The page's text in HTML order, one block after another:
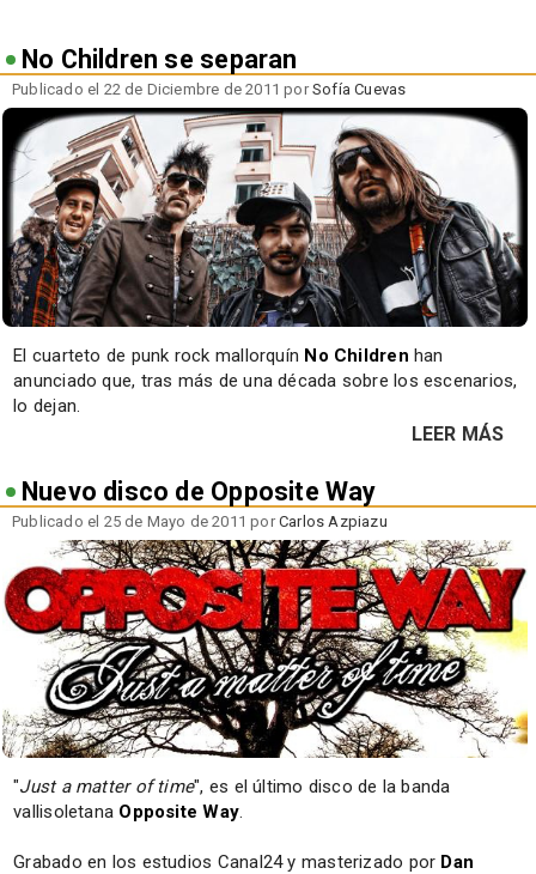
No Children se separan
Publicado el 22 de Diciembre de 2011 porSofía Cuevas
El cuarteto de punk rock mallorquín No Children han
anunciado que, tras más de una década sobre los escenarios,
lo dejan.
LEER MÁS
Nuevo disco de Opposite Way
Publicado el 25 de Mayo de 2011 porCarlos Azpiazu
"Just a matter of time", es el último disco de la banda
vallisoletana Opposite Way.
Grabado en los estudios Canal24 y masterizado por Dan